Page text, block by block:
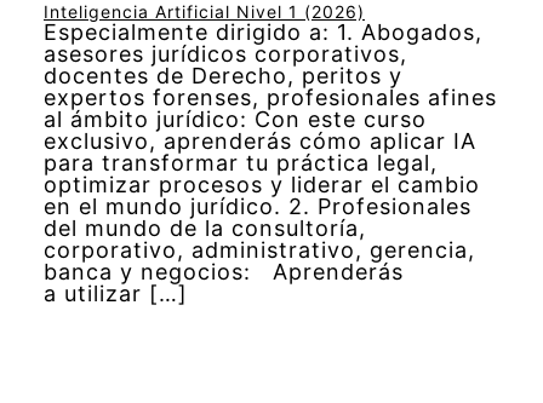
Inteligencia Artificial Nivel 1 (2026)
Especialmente dirigido a: 1. Abogados,
asesores jurídicos corporativos,
docentes de Derecho, peritos y
expertos forenses, profesionales afines
al ámbito jurídico: Con este curso
exclusivo, aprenderás cómo aplicar IA
para transformar tu práctica legal,
optimizar procesos y liderar el cambio
en el mundo jurídico. 2. Profesionales
del mundo de la consultoría,
corporativo, administrativo, gerencia,
banca y negocios: Aprenderás
a utilizar […]